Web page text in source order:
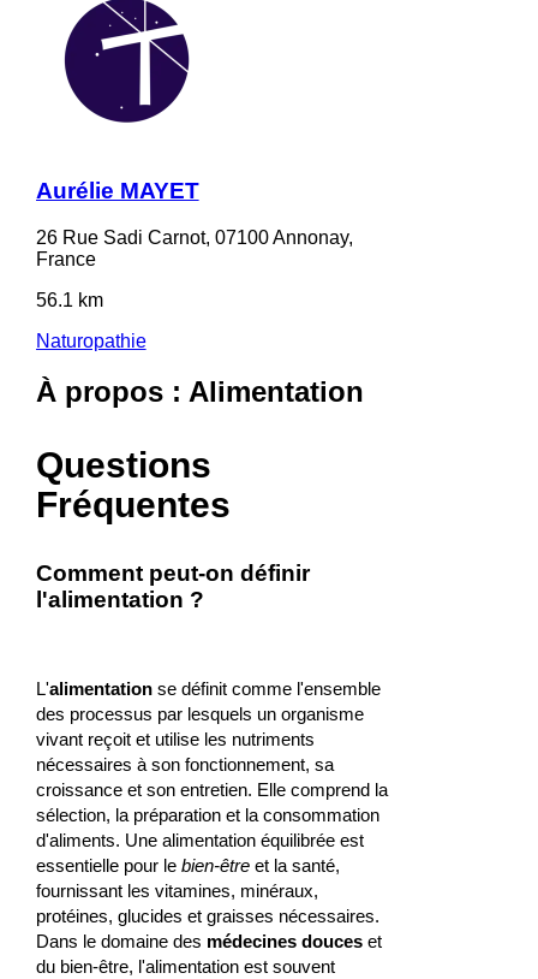
Aurélie MAYET
26 Rue Sadi Carnot, 07100 Annonay,
France
56.1 km
Naturopathie
À propos : Alimentation
Questions
Fréquentes
Comment peut-on définir
l'alimentation ?
L'alimentationse définit comme l'ensemble
des processus par lesquels un organisme
vivant reçoit et utilise les nutriments
nécessaires à son fonctionnement, sa
croissance et son entretien. Elle comprend la
sélection, la préparation et la consommation
d'aliments. Une alimentation équilibrée est
essentielle pour le bien-êtreet la santé,
fournissant les vitamines, minéraux,
protéines, glucides et graisses nécessaires.
Dans le domaine des médecines douceset
du bien-être, l'alimentation est souvent